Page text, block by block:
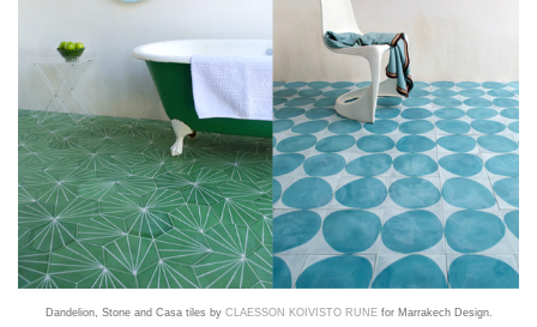
Dandelion, Stone and Casa tiles by CLAESSON KOIVISTO RUNE for Marrakech Design.